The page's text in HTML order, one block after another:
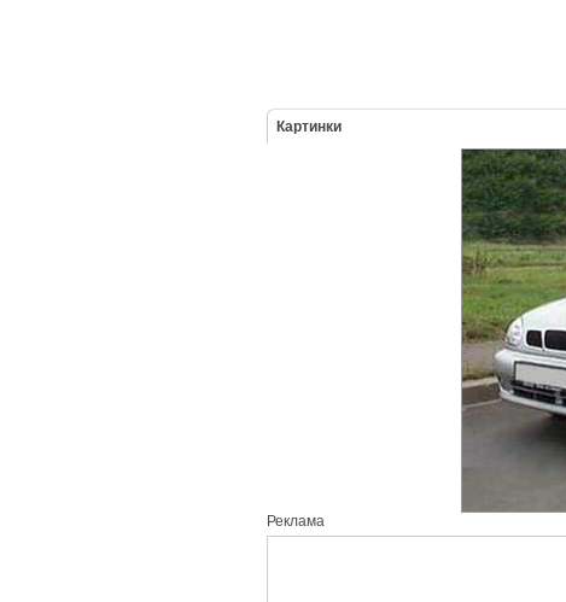
Картинки
Реклама